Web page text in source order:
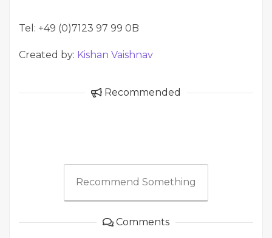
Tel: +49 (0)7123 97 99 0B
Created by: Kishan Vaishnav
Recommended
Recommend Something
Comments